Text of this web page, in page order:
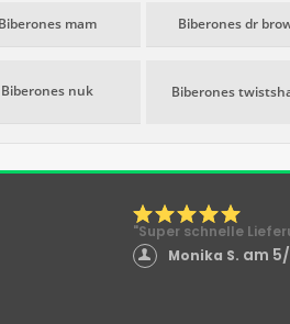
Biberones mam Biberones dr
Biberones nuk Biberones
"Super schnelle
Monika S. am